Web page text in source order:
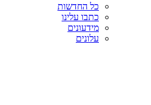
כל החדשות
כתבו עלינו
מידעונים
עלונים